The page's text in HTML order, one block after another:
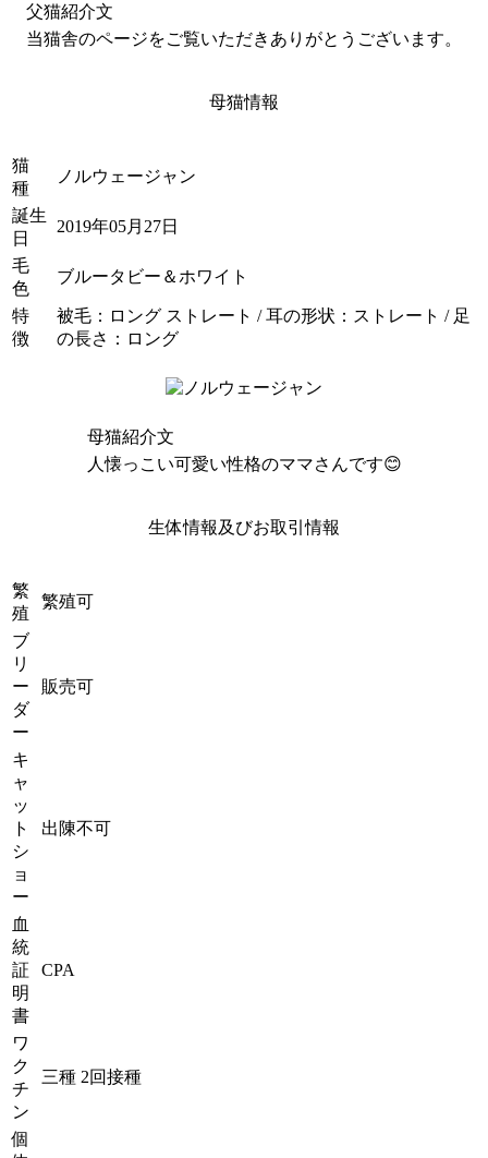
父猫紹介文
当猫舎のページをご覧いただきありがとうございます。
母猫情報
猫
種
ノルウェージャン
誕生
日
2019年05月27日
毛
色
ブルータビー＆ホワイト
特
徴
被毛：ロング ストレート / 耳の形状：ストレート / 足
の長さ：ロング
母猫紹介文
人懐っこい可愛い性格のママさんです😊
生体情報及びお取引情報
繁
殖
繁殖可
ブ
リ
ー
ダ
ー
販売可
キ
ャ
ッ
ト
シ
ョ
ー
出陳不可
血
統
証
明
書
CPA
ワ
ク
チ
ン
三種 2回接種
個